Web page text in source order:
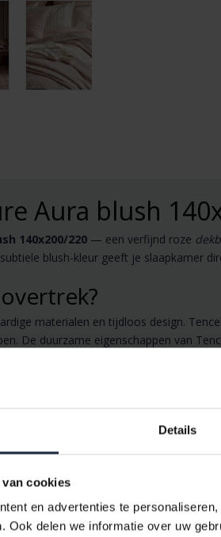
Details
cookies
en advertenties te
Ook delen we informatie over uw
Aura blush
140x200/220 — een verfijnd roze
blush-kleur geeft je slaapkamer
materialen en tijdloos design.
De duurzame eigenschappen van
bij diverse interieurstijlen — van modern
veelzijdigheid: combineer met
of molton.
220